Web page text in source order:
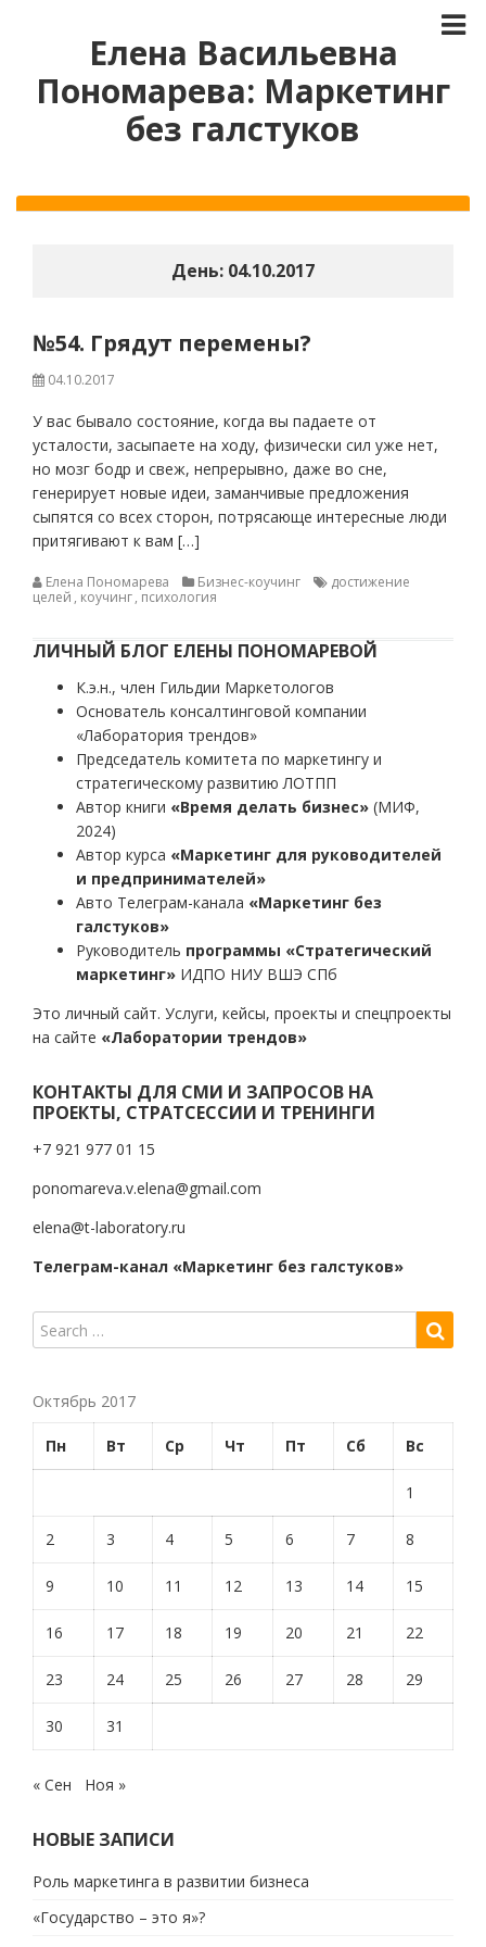
Елена Васильевна
Пономарева: Маркетинг
без галстуков
День: 04.10.2017
№54. Грядут перемены?
04.10.2017
У вас бывало состояние, когда вы падаете от
усталости, засыпаете на ходу, физически сил уже нет,
но мозг бодр и свеж, непрерывно, даже во сне,
генерирует новые идеи, заманчивые предложения
сыпятся со всех сторон, потрясающе интересные люди
притягивают к вам […]
Елена Пономарева Бизнес-коучинг
достижение
целей , коучинг, психология
ЛИЧНЫЙ БЛОГ ЕЛЕНЫ ПОНОМАРЕВОЙ
К.э.н., член Гильдии Маркетологов
Основатель консалтинговой компании
«Лаборатория трендов»
Председатель комитета по маркетингу и
стратегическому развитию ЛОТПП
Автор книги «Время делать бизнес» (МИФ,
2024)
Автор курса «Маркетинг для руководителей
и предпринимателей»
Авто Телеграм-канала «Маркетинг без
галстуков»
Руководитель программы «Стратегический
маркетинг» ИДПО НИУ ВШЭ СПб
Это личный сайт. Услуги, кейсы, проекты и спецпроекты
на сайте «Лаборатории трендов»
КОНТАКТЫ ДЛЯ СМИ И ЗАПРОСОВ НА
ПРОЕКТЫ, СТРАТСЕССИИ И ТРЕНИНГИ
+7 921 977 01 15
ponomareva.v.elena@gmail.com
elena@t-laboratory.ru
Телеграм-канал «Маркетинг без галстуков»
Октябрь 2017
Пн Вт Ср Чт Пт Сб Вс
1
2 3 4 5 6 7 8
9 10 11 12 13 14 15
16 17 18 19 20 21 22
23 24 25 26 27 28 29
30 31
« Сен Ноя »
НОВЫЕ ЗАПИСИ
Роль маркетинга в развитии бизнеса
«Государство – это я»?